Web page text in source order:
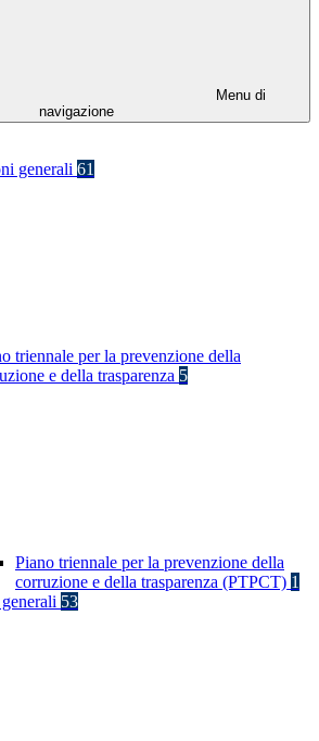
Menu di
navigazione
generali 61
triennale per la prevenzione della
e della trasparenza 5
Piano triennale per la prevenzione della
corruzione e della trasparenza (PTPCT) 1
53